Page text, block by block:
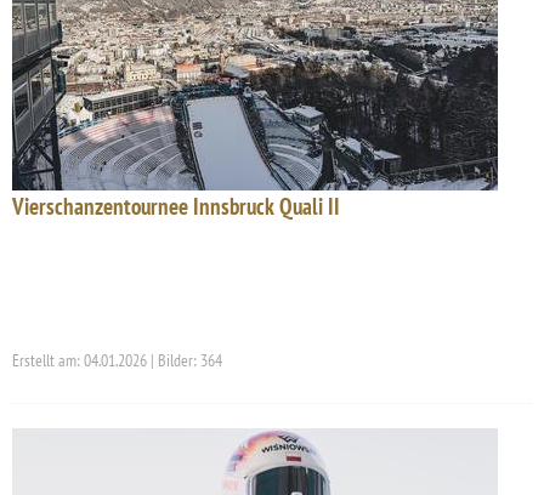
Vierschanzentournee Innsbruck Quali II
Erstellt am: 04.01.2026 | Bilder: 364